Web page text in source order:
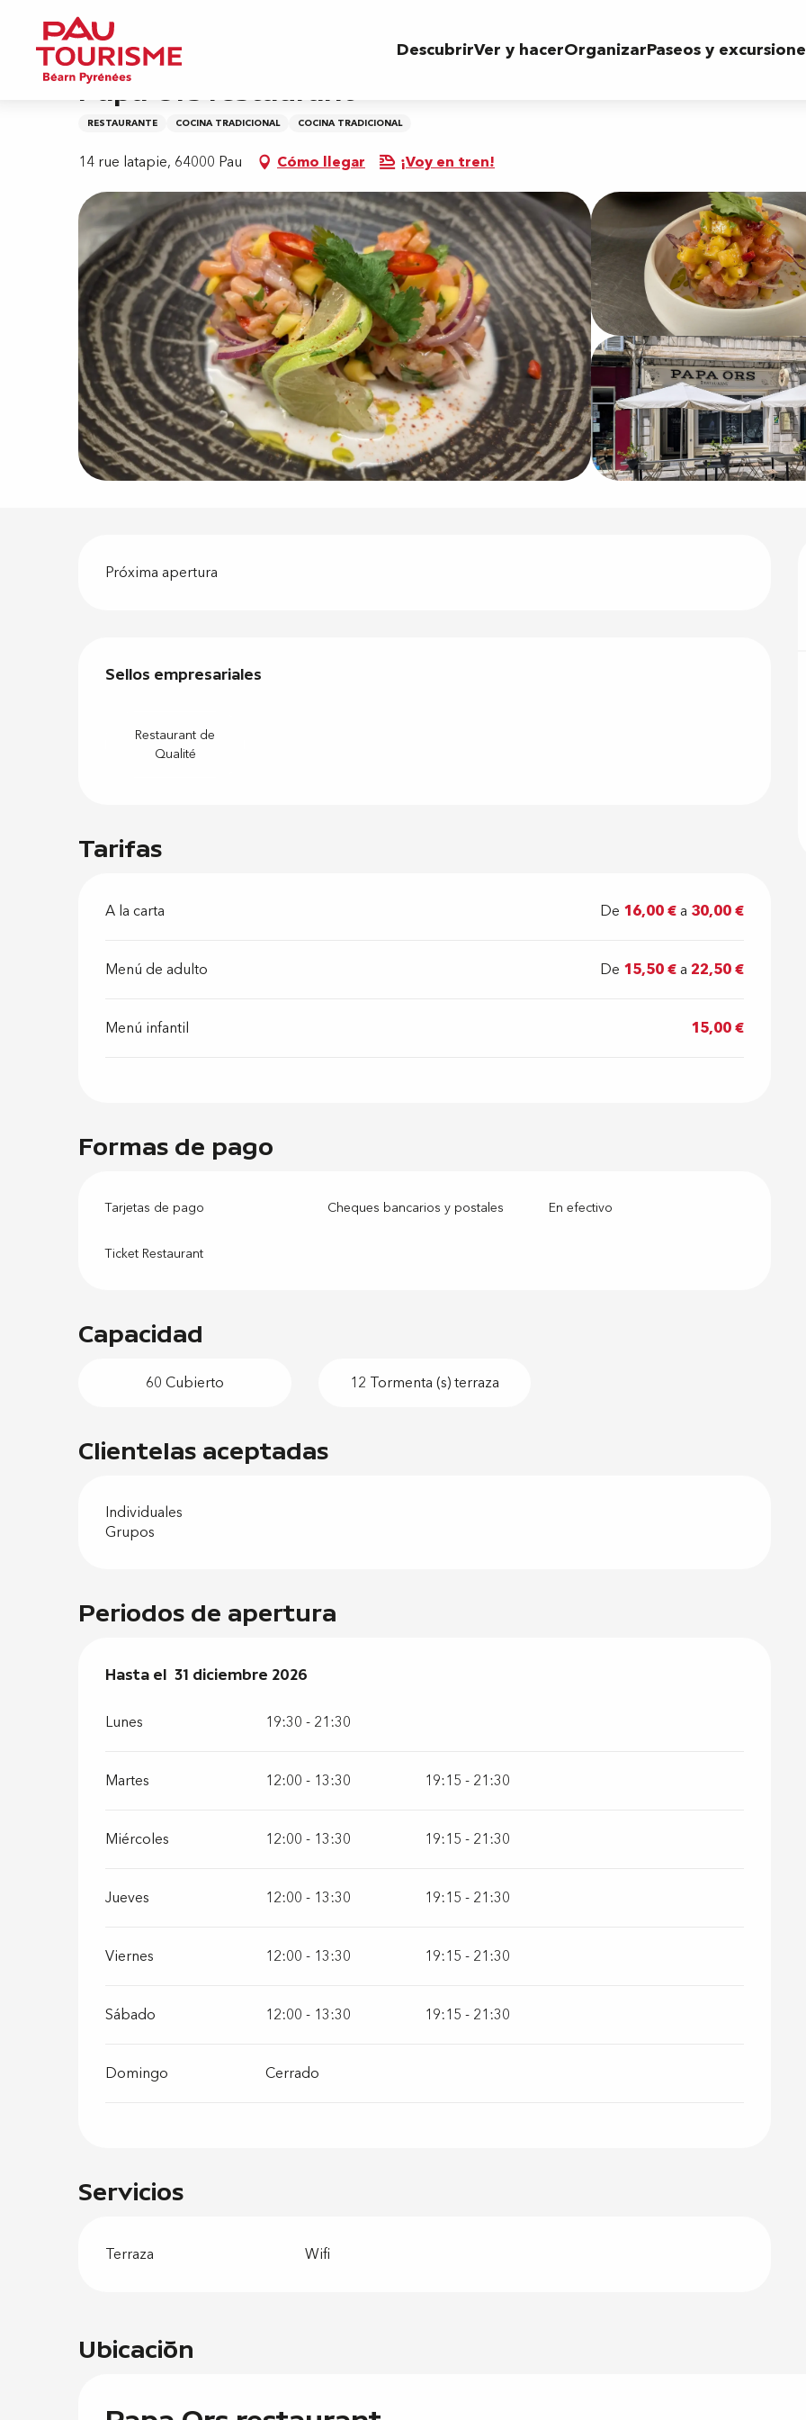
contenu
principal
DescubrirVer y hacerOrganizarPaseos y
Inicio
Papa Ors restaurant
RESTAURANTE COCINA TRADICIONAL COCINA TRADICIONAL
14 rue latapie, 64000 Pau Cómo llegar ¡Voy en tren!
Descripción
Próxima apertura
Servicios
Terraza Wifi
Oferta de
Sellos empresariales
Sellos empresariales
Restaurant de
Qualité
Tarifas
A la carta De 16,00 €a 30,00 €
Menú de adulto De 15,50 €a22,50 €
Menú infantil 15,00 €
Formas de pago
Tarjetas de pago Cheques bancarios y postales En efectivo
Ticket Restaurant
Capacidad
60 Cubierto 12 Tormenta (s) terraza
Clientelas aceptadas
Individuales
Grupos
Periodos de apertura
Del2 enero 2026al31 diciembre 2026
Hasta el 31 diciembre 2026
Lunes 19:30 - 21:30
Martes 12:00 - 13:30 19:15 - 21:30
Miércoles 12:00 - 13:30 19:15 - 21:30
Jueves 12:00 - 13:30 19:15 - 21:30
Viernes 12:00 - 13:30 19:15 - 21:30
Sábado 12:00 - 13:30 19:15 - 21:30
Domingo Cerrado
Ubicación